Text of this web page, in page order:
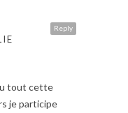
Reply
tout cette
je participe